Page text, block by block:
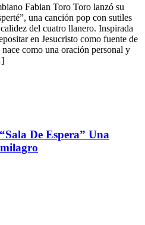
Fabian Toro Toro lanzó su
una canción pop con sutiles
del cuatro llanero. Inspirada
en Jesucristo como fuente de
como una oración personal y
De Espera” Una